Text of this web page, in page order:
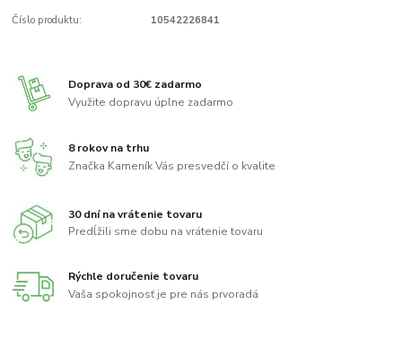
Číslo produktu: 10542226841
Doprava od 30€ zadarmo
Využite dopravu úplne zadarmo
8 rokov na trhu
Značka Kameník Vás presvedčí o kvalite
30 dní na vrátenie tovaru
Predĺžili sme dobu na vrátenie tovaru
Rýchle doručenie tovaru
Vaša spokojnosť je pre nás prvoradá